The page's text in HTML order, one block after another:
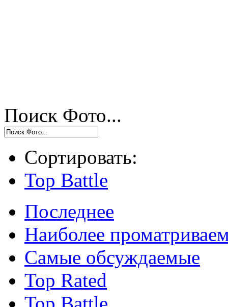
Поиск Фото...
Сортировать:
Top Battle
Последнее
Наиболее
Самые обсуждаемые
Top Rated